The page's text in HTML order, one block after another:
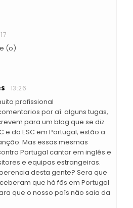
(o)
13:26
profissional
por aí: alguns tugas,
para um blog que se diz
e do ESC em Portugal, estão a
Mas essas mesmas
Portugal cantar em inglês e
e equipas estrangeiras.
desta gente? Sera que
que há fãs em Portugal
que o nosso país não saia da